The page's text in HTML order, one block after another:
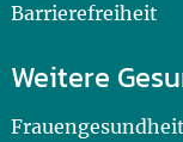
Barrierefreiheit
Weitere
Frauengesundheit